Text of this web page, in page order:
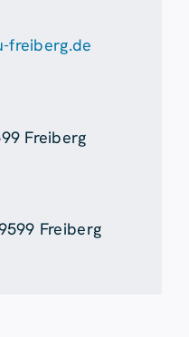
freiberg.de
Freiberg
Freiberg